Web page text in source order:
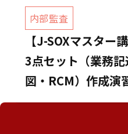
内部監査
【J-SOXマスター講
3点セット（業務
図・RCM）作成演